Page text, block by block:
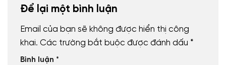
Để lại một bình luận
Email của bạn sẽ không được hiển thị công
khai. Các trường bắt buộc được đánh dấu *
Bình luận *